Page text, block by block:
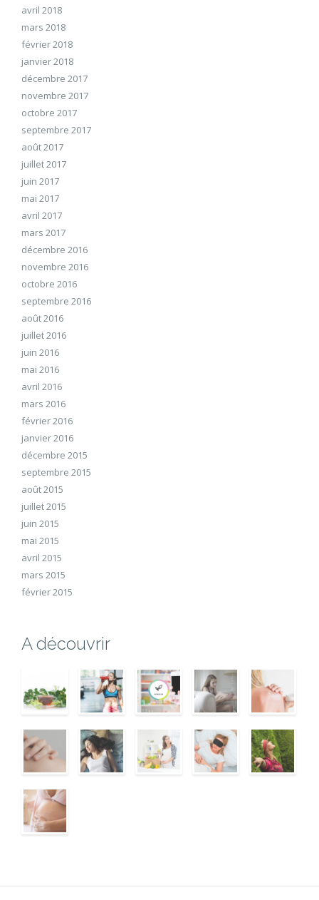
avril 2018
mars 2018
février 2018
janvier 2018
décembre 2017
novembre 2017
octobre 2017
septembre 2017
août 2017
juillet 2017
juin 2017
mai 2017
avril 2017
mars 2017
décembre 2016
novembre 2016
octobre 2016
septembre 2016
août 2016
juillet 2016
juin 2016
mai 2016
avril 2016
mars 2016
février 2016
janvier 2016
décembre 2015
septembre 2015
août 2015
juillet 2015
juin 2015
mai 2015
avril 2015
mars 2015
février 2015
A découvrir